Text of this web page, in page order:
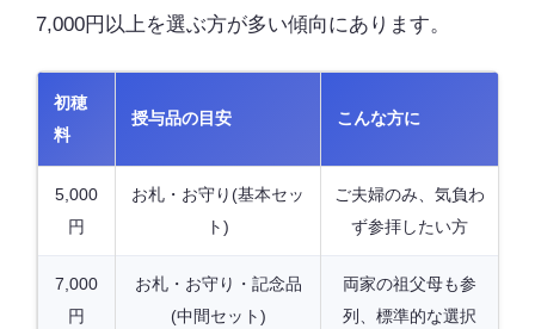
7,000円以上を選ぶ方が多い傾向にあります。
初穂
料
授与品の目安 こんな方に
5,000
円
お札・お守り(基本セッ
ト)
ご夫婦のみ、気負わ
ず参拝したい方
7,000
円
お札・お守り・記念品
(中間セット)
両家の祖父母も参
列、標準的な選択